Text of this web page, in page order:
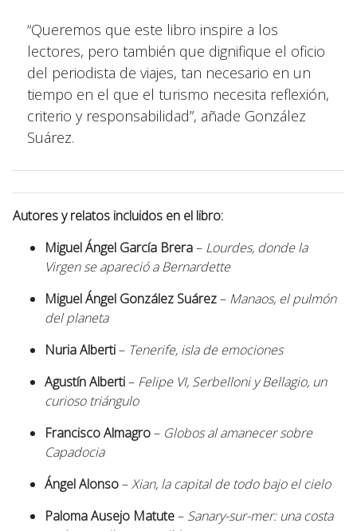
“Queremos que este libro inspire a los
lectores, pero también que dignifique el oficio
del periodista de viajes, tan necesario en un
tiempo en el que el turismo necesita reflexión,
criterio y responsabilidad”, añade González
Suárez.
Autores y relatos incluidos en el libro:
Miguel Ángel García Brera– Lourdes, donde la
Virgen se apareció a Bernardette
Miguel Ángel González Suárez– Manaos, el pulmón
del planeta
Nuria Alberti– Tenerife, isla de emociones
Agustín Alberti– Felipe VI, Serbelloni y Bellagio, un
curioso triángulo
Francisco Almagro– Globos al amanecer sobre
Capadocia
Ángel Alonso–Xian, la capital de todo bajo el cielo
Paloma Ausejo Matute– Sanary-sur-mer: una costa